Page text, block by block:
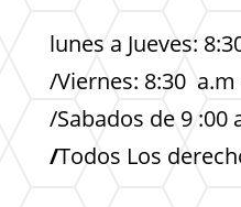
lunes a Jueves:
/Viernes: 8:30 a.m
/Sabados de 9 :00
/Todos Los